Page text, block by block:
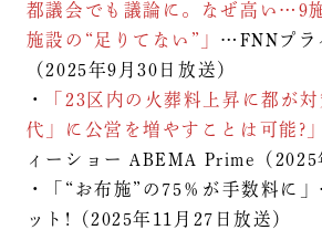
都議会でも議論に。なぜ高い…9
施設の“足りてない”」 …FNNプラ
（2025年9月30日放送）
・
「23区内の火葬料上昇に都が
代」に公営を増やすことは可能?」
ィーショー ABEMA Prime（2025
・「“お布施”の75％が手数料に
ット!（2025年11月27日放送）